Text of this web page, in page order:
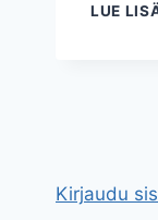
LUE
Kirjaudu